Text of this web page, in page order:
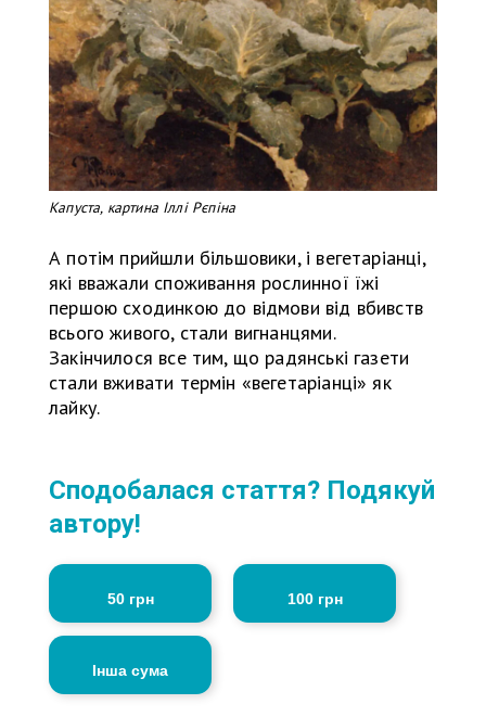
Капуста, картина Іллі Рєпіна
А потім прийшли більшовики, і вегетаріанці,
які вважали споживання рослинної їжі
першою сходинкою до відмови від вбивств
всього живого, стали вигнанцями.
Закінчилося все тим, що радянські газети
стали вживати термін «вегетаріанці» як
лайку.
Сподобалася стаття? Подякуй
автору!
50 грн 100 грн
Інша сума